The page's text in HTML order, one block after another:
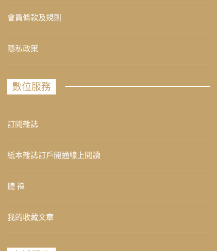
會員條款及規則
隱私政策
數位服務
訂閱雜誌
紙本雜誌訂戶開通線上閱讀
聽 禪
我的收藏文章